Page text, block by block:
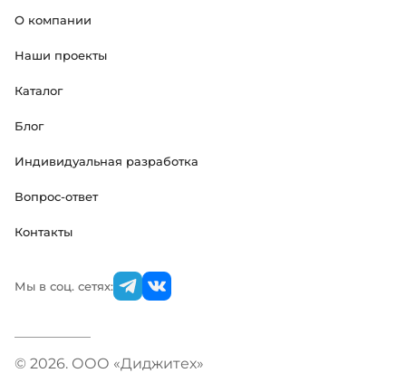
О компании
Наши проекты
Каталог
Блог
Индивидуальная разработка
Вопрос-ответ
Контакты
Мы в соц. сетях:
© 2026. ООО «Диджитех»